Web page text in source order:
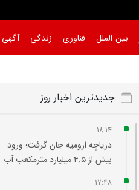
بین الملل فناوری زندگی آگهی
جدیدترین اخبار روز
18:14
دریاچه ارومیه جان گرفت؛ ورود
بیش از ۴.۵ میلیارد مترمکعب آب
17:48